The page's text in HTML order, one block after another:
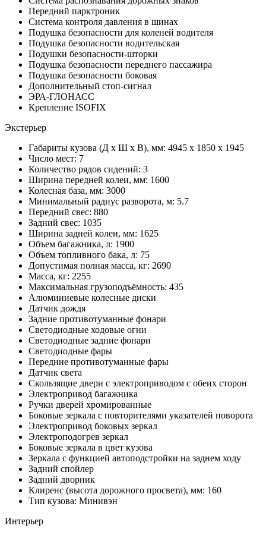
Передний парктроник
Система контроля давления в шинах
Подушка безопасности для коленей водителя
Подушка безопасности водительская
Подушки безопасности-шторки
Подушка безопасности переднего пассажира
Подушка безопасности боковая
Дополнительный стоп-сигнал
ЭРА-ГЛОНАСС
Крепление ISOFIX
Экстерьер
Габариты кузова (Д x Ш x В), мм: 4945 x 1850 x 1945
Число мест: 7
Количество рядов сидений: 3
Ширина передней колеи, мм: 1600
Колесная база, мм: 3000
Минимальный радиус разворота, м: 5.7
Передний свес: 880
Задний свес: 1035
Ширина задней колеи, мм: 1625
Объем багажника, л: 1900
Объем топливного бака, л: 75
Допустимая полная масса, кг: 2690
Масса, кг: 2255
Максимальная грузоподъёмность: 435
Алюминиевые колесные диски
Датчик дождя
Задние противотуманные фонари
Светодиодные ходовые огни
Cветодиодные задние фонари
Светодиодные фары
Передние противотуманные фары
Датчик света
Скользящие двери с электроприводом с обеих сторон
Электропривод багажника
Ручки дверей хромированные
Боковые зеркала с повторителями указателей поворота
Электропривод боковых зеркал
Электроподогрев зеркал
Боковые зеркала в цвет кузова
Зеркала с функцией автоподстройки на заднем ходу
Задний спойлер
Задний дворник
Клиренс (высота дорожного просвета), мм: 160
Тип кузова: Минивэн
Интерьер